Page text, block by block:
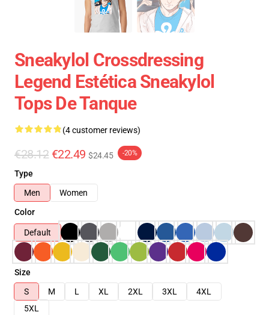
Sneakylol Crossdressing
Legend Estética Sneakylol
Tops De Tanque
(4 customer reviews)
€28.12 €22.49 $24.45 -20%
Type
Men
Women
Color
Default
Size
S
M L XL 2XL 3XL
4XL
5XL